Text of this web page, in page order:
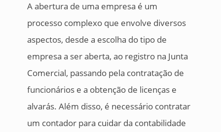
A abertura de uma empresa é um
processo complexo que envolve diversos
aspectos, desde a escolha do tipo de
empresa a ser aberta, ao registro na Junta
Comercial, passando pela contratação de
funcionários e a obtenção de licenças e
alvarás. Além disso, é necessário contratar
um contador para cuidar da contabilidade